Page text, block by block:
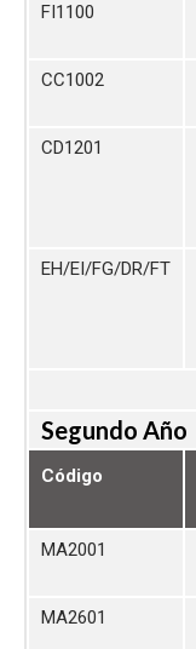
FI1100
CC1002
CD1201
EH/EI/FG/DR/FT
Segundo Año
Código
MA2001
MA2601